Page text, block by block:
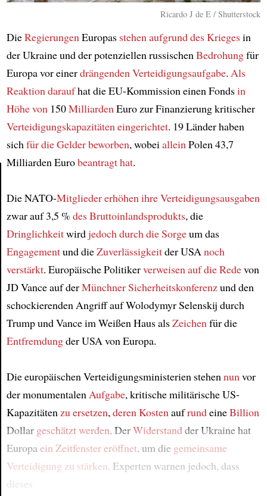
Article
Ricardo J de E / Shutterstock
DieRegierungen Europas stehen aufgrund des Kriegesin
der Ukraine und der potenziellen russischen Bedrohungfür
Europa vor einerdrängenden Verteidigungsaufgabe. Als
Reaktion daraufhat die EU-Kommission einen Fondsin
Höhe von 150Milliarden Euro zur Finanzierung kritischer
Verteidigungskapazitäten eingerichtet. 19 Länder haben
sich für die Gelder beworben, wobei allein Polen 43,7
Milliarden Eurobeantragt hat.
Die NATO-Mitgliedererhöhen ihre Verteidigungsausgaben
zwar auf 3,5 % des Bruttoinlandsprodukts, die
Dringlichkeitwirdjedoch durch die Sorgeum das
Engagementund dieZuverlässigkeitder USA noch
verstärkt. Europäische Politikerverweisen auf die Redevon
JD Vance auf derMünchner Sicherheitskonferenzund den
schockierenden Angriff auf Wolodymyr Selenskij durch
Trump und Vance im Weißen Haus alsZeichen für die
Entfremdungder USA von Europa.
Die europäischen Verteidigungsministerien stehen nun vor
der monumentalen Aufgabe, kritische militärische US-
Kapazitäten zu ersetzen, deren Kosten aufrundeineBillion
Dollar geschätzt werden. DerWiderstandder Ukraine hat
Europa ein Zeitfenster eröffnet, um die gemeinsame
Verteidigung zu stärken. Experten warnen jedoch, dass
dieses